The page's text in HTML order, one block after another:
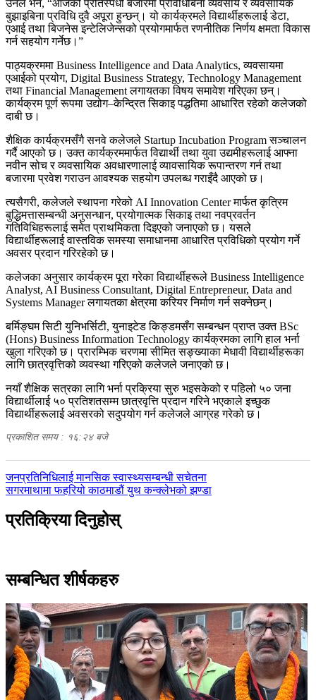
उनले भने, “आजको प्रतिस्पर्धी बजारमा प्रविधिबिना व्यवसाय र व्यवसायिक
बुझाइबिना प्रविधि दुवै अपूरा हुन्छन्। यो कार्यक्रमले विद्यार्थीहरूलाई डेटा,
एआई तथा बिजनेस इन्टेलिजेन्सको प्रयोगमार्फत रणनीतिक निर्णय क्षमता विकास
गर्न सहयोग गर्नेछ।”
पाठ्यक्रममा Business Intelligence and Data Analytics, व्यवसायमा
एआईको प्रयोग, Digital Business Strategy, Technology Management
तथा Financial Management लगायतका विषय समावेश गरिएका छन्।
कार्यक्रम पूर्ण रूपमा उद्योग–केन्द्रित सिकाइ पद्धतिमा आधारित रहेको कलेजको
दाबी छ।
शैक्षिक कार्यक्रमसँगै सनवे कलेजले Startup Incubation Program सञ्चालन
गर्दै आएको छ। उक्त कार्यक्रममार्फत विद्यार्थी तथा युवा उद्यमीहरूलाई आफ्ना
नवीन सोच र व्यवसायिक अवधारणालाई व्यावसायिक रूपान्तरण गर्न तथा
बजारमा प्रवेश गराउन आवश्यक सहयोग उपलब्ध गराइँदै आएको छ।
त्यसैगरी, कलेजले स्थापना गरेको AI Innovation Center मार्फत कृत्रिम
बुद्धिमत्तासम्बन्धी अनुसन्धान, प्रयोगात्मक सिकाइ तथा नवप्रवर्तन
गतिविधिहरूलाई समेत प्राथमिकता दिइएको जनाएको छ। यसले
विद्यार्थीहरूलाई वास्तविक समस्या समाधानमा आधारित प्रविधिको प्रयोग गर्ने
अवसर प्रदान गरिरहेको छ।
कलेजका अनुसार कार्यक्रम पूरा गरेका विद्यार्थीहरूले Business Intelligence
Analyst, AI Business Consultant, Digital Entrepreneur, Data and
Systems Manager लगायतका क्षेत्रमा करियर निर्माण गर्न सक्नेछन्।
बर्मिङ्घम सिटी युनिभर्सिटी, युनाइटेड किङ्डमसँग सम्बन्धन प्राप्त उक्त BSc
(Hons) Business Information Technology कार्यक्रमका लागि हाल भर्ना
खुला गरिएको छ। प्रारम्भिक चरणमा सीमित सङ्ख्याका मेधावी विद्यार्थीहरूका
लागि छात्रवृत्तिको व्यवस्था गरिएको कलेजले जनाएको छ।
नयाँ शैक्षिक सत्रका लागि भर्ना प्रक्रिया सुरु भइसकेको र पहिलो ५० जना
विद्यार्थीलाई ५० प्रतिशतसम्म छात्रवृत्ति प्रदान गरिने भएकाले इच्छुक
विद्यार्थीहरूलाई अवसरको सदुपयोग गर्न कलेजले आग्रह गरेको छ।
प्रकाशित समय : १६:२४ बजे
पछिल्लाे
-
जनप्रतिनिधिलाई मानसिक स्वास्थ्यसम्बन्धी सचेतना
अघिल्लाे
सगरमाथामा फहरियो काठमाडौं युथ कन्क्लेभको झण्डा
प्रतिक्रिया दिनुहोस्
सम्बन्धित शीर्षकहरु